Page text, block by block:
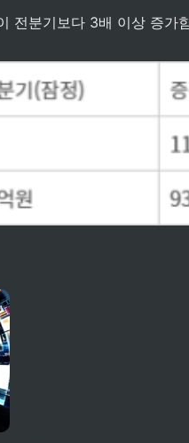
전분기보다 3배 이상 증가